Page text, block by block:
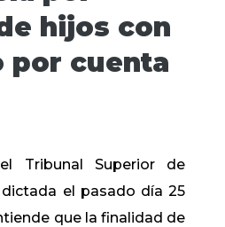
hijos con
por cuenta
Tribunal Superior de
el pasado día 25
que la finalidad de